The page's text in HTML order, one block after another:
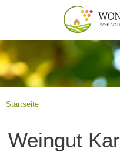
Startseite
Weingut